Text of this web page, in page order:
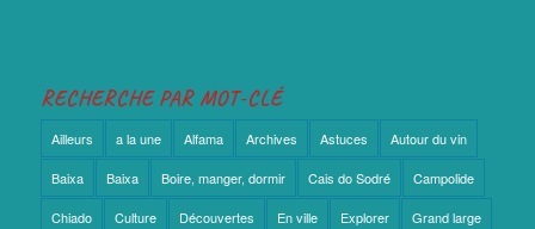
RECHERCHE PAR MOT-CLÉ
Ailleurs a la une Alfama Archives Astuces Autour du vin
Baixa Baixa Boire, manger, dormir Cais do Sodré Campolide
Chiado Culture Découvertes En ville Explorer Grand large